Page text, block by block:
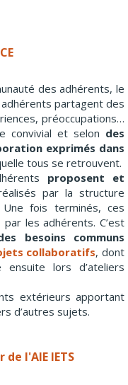
des adhérents, le
partagent des
préoccupations…
convivial et selon des
exprimés dans
tous se retrouvent.
proposent et
par la structure
fois terminés, ces
les adhérents. C’est
besoins communs
collaboratifs, dont
lors d’ateliers
extérieurs apportant
d’autres sujets.
l'AIE IETS